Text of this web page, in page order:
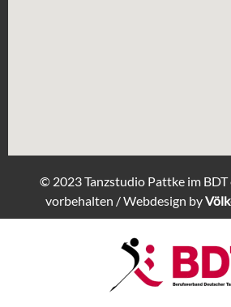
© 2023 Tanzstudio Pattke im BDT
vorbehalten / Webdesign by